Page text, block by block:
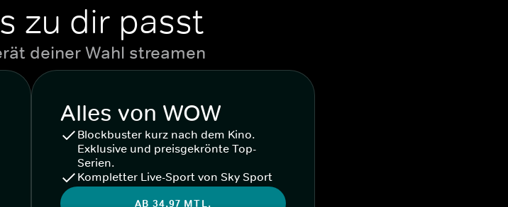
zu dir passt
deiner Wahl streamen
Alles von WOW
Blockbuster kurz nach dem Kino.
Exklusive und preisgekrönte Top-
Serien.
Kompletter Live-Sport von Sky Sport
AB 34,97 MTL.